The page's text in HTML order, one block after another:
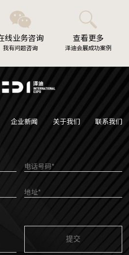
线业务咨询
我有问题咨询
查看更多
泽迪会展成功案例
企业新闻 关于我们 联系我们
电话号码*
地址*